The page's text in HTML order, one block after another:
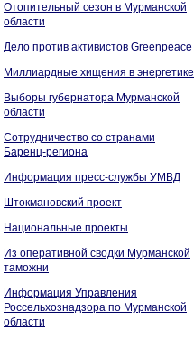
Отопительный сезон в Мурманской
области
Дело против активистов Greenpeace
Миллиардные хищения в энергетике
Выборы губернатора Мурманской
области
Сотрудничество со странами
Баренц-региона
Информация пресс-службы УМВД
Штокмановский проект
Национальные проекты
Из оперативной сводки Мурманской
таможни
Информация Управления
Россельхознадзора по Мурманской
области